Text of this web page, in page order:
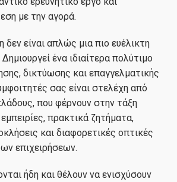
με την αγορά.
δεν είναι απλώς μια πιο ευέλικτη
ένα ιδιαίτερα πολύτιμο
δικτύωσης και επαγγελματικής
σας είναι στελέχη από
που φέρνουν στην τάξη
πρακτικά ζητήματα,
και διαφορετικές οπτικές
επιχειρήσεων.
ήδη και θέλουν να ενισχύσουν